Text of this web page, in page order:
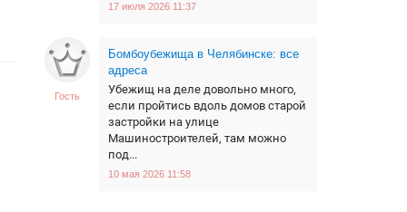
17 июля 2026 11:37
Гость
Бомбоубежища в Челябинске: все
адреса
Убежищ на деле довольно много,
если пройтись вдоль домов старой
застройки на улице
Машиностроителей, там можно
под...
10 мая 2026 11:58